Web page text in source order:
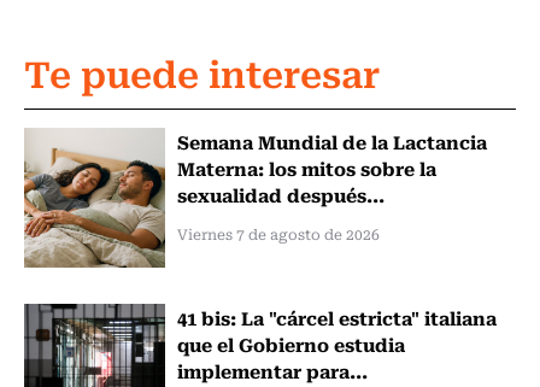
Te puede interesar
Semana Mundial de la Lactancia
Materna: los mitos sobre la
sexualidad después...
Viernes 7 de agosto de 2026
41 bis: La "cárcel estricta" italiana
que el Gobierno estudia
implementar para...